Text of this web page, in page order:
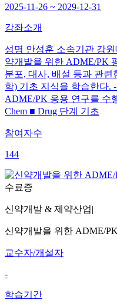
2025-11-26 ~ 2029-12-31
강좌소개
성명 안성훈 소속기관 강
약개발을 위한 ADME/PK
분포, 대사, 배설 등과 관
학) 기초 지식을 학습한다.
ADME/PK 응용 연구를 수
Chem ■ Drug 단계 기초
참여자수
144
수료증
신약개발 & 제약산업|
신약개발을 위한 ADME/
교수자/개설자
-
학습기간